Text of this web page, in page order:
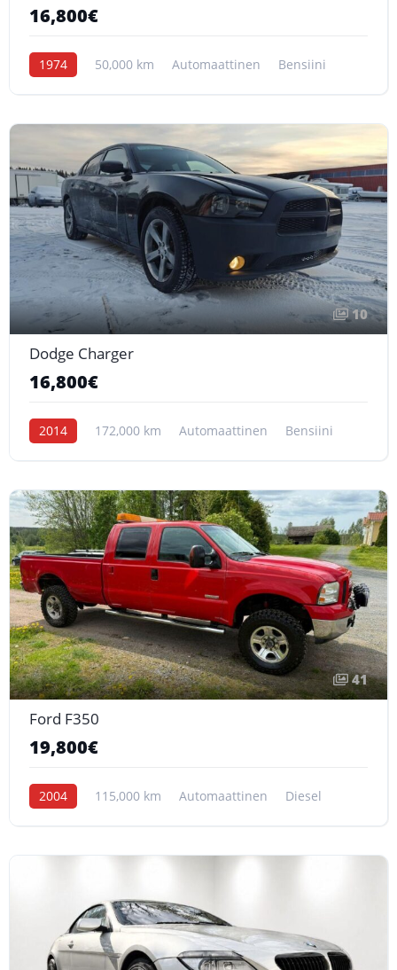
16,800€
1974 50,000 km Automaattinen Bensiini
10
Dodge Charger
16,800€
2014 172,000 km Automaattinen Bensiini
41
Ford F350
19,800€
2004 115,000 km Automaattinen Diesel